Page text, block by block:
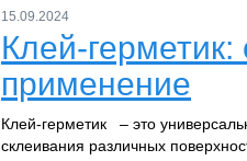
15.09.2024
Клей-
применение
Клей-герметик – это
склеивания различных